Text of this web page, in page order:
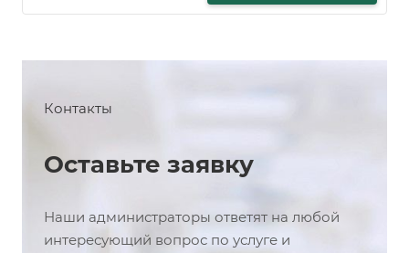
Контакты
Оставьте заявку
Наши администраторы ответят на любой
интересующий вопрос по услуге и